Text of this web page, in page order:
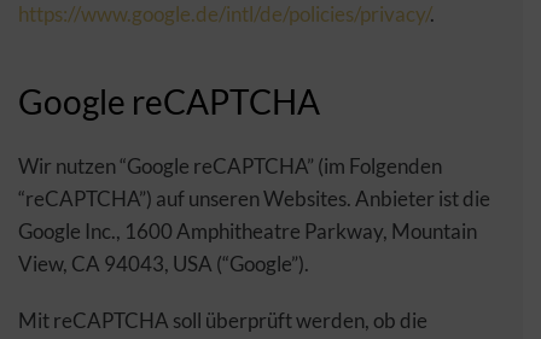
https://www.google.de/intl/de/policies/privacy/.
Google reCAPTCHA
Wir nutzen “Google reCAPTCHA” (im Folgenden
“reCAPTCHA”) auf unseren Websites. Anbieter ist die
Google Inc., 1600 Amphitheatre Parkway, Mountain
View, CA 94043, USA (“Google”).
Mit reCAPTCHA soll überprüft werden, ob die